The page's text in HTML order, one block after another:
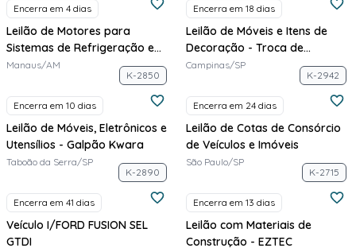
Encerra em 4 dias
Leilão de Motores para
Sistemas de Refrigeração e
Climatização - Elgin
Manaus/AM
Encerra em 18 dias
Leilão de Móveis e Itens de
Decoração - Troca de
Showroom - Abdallah Móveis
Campinas/SP
K-2850
Encerra em 10 dias
Leilão de Móveis, Eletrônicos e
Utensílios - Galpão Kwara
Taboão da Serra/SP
K-2942
Encerra em 24 dias
Leilão de Cotas de Consórcio
de Veículos e Imóveis
São Paulo/SP
K-2890
Encerra em 41 dias
Veículo I/FORD FUSION SEL
GTDI
K-2715
Encerra em 13 dias
Leilão com Materiais de
Construção - EZTEC